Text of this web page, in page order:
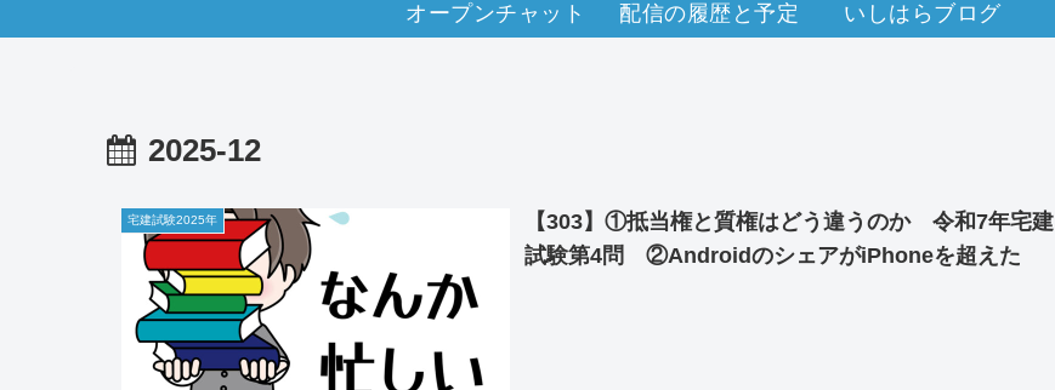
オープンチャット 配信の履歴と予定 いしはらブログ
2025-12
宅建試験2025年
【303】①抵当権と質権はどう違うのか 令和7年宅建
試験第4問 ②AndroidのシェアがiPhoneを超えた